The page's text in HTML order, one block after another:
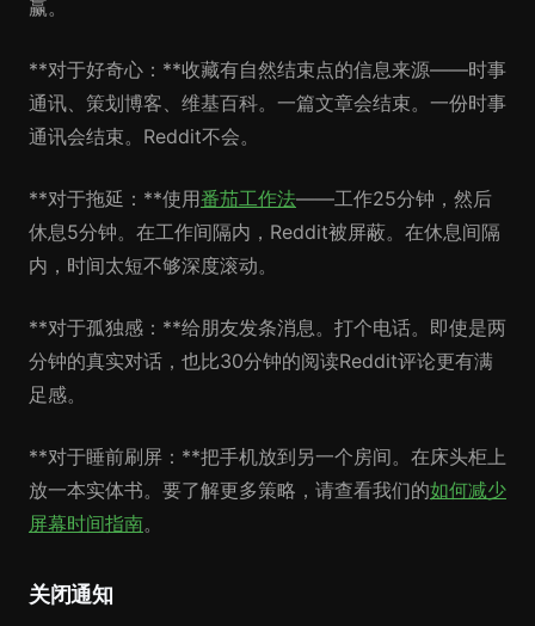
赢。
**对于好奇心：**收藏有自然结束点的信息来源——时事
通讯、策划博客、维基百科。一篇文章会结束。一份时事
通讯会结束。Reddit不会。
**对于拖延：**使用番茄工作法——工作25分钟，然后
休息5分钟。在工作间隔内，Reddit被屏蔽。在休息间隔
内，时间太短不够深度滚动。
**对于孤独感：**给朋友发条消息。打个电话。即使是两
分钟的真实对话，也比30分钟的阅读Reddit评论更有满
足感。
**对于睡前刷屏：**把手机放到另一个房间。在床头柜上
放一本实体书。要了解更多策略，请查看我们的如何减少
屏幕时间指南。
关闭通知